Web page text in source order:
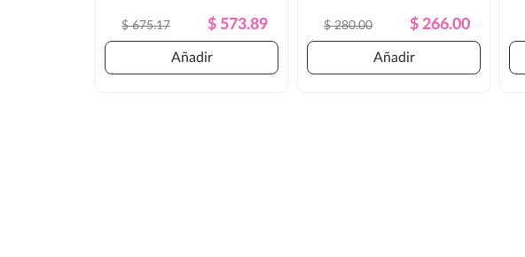
Precio
Regular
$ 675.17 Precio
$ 573.89
Añadir
Precio
Regular
$ 280.00 Precio
$ 266.00
Añadir